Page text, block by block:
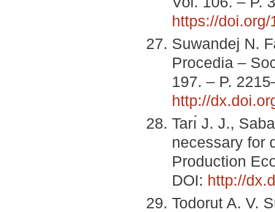
https://
Suwandej N.
Procedia –
197. – P.
http://
Tarı́ J. J.,
necessary for
Production
DOI: http://
Todorut A. V.